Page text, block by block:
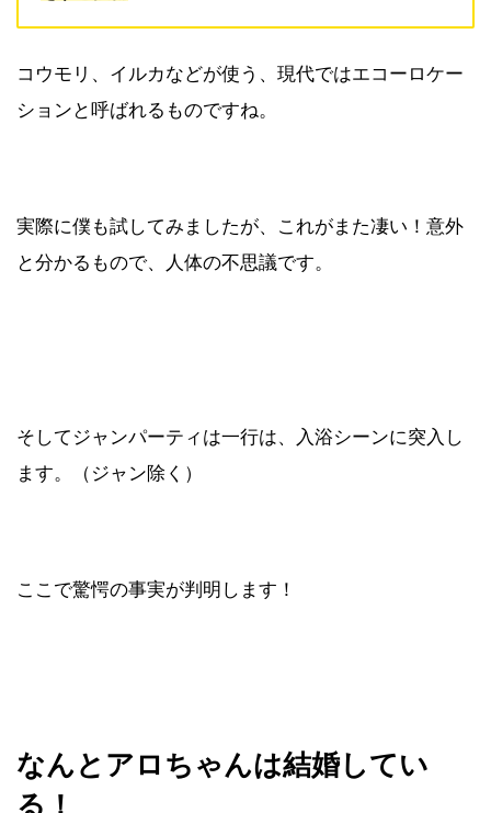
コウモリ、イルカなどが使う、現代ではエコーロケー
ションと呼ばれるものですね。
実際に僕も試してみましたが、これがまた凄い！意外
と分かるもので、人体の不思議です。
そしてジャンパーティは一行は、入浴シーンに突入し
ます。（ジャン除く）
ここで驚愕の事実が判明します！
なんとアロちゃんは結婚してい
る！